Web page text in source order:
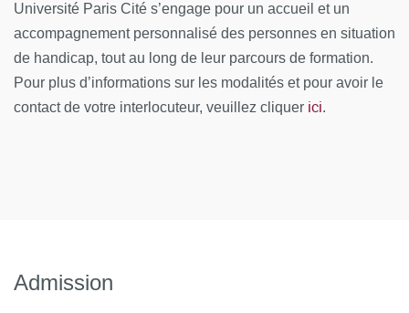
Lieu: Institut Curie, Hôpital Cochin
Télécharger le planning 2026-2027
Choix optionnel en fonction de la spécialité déclarée :
Université Paris Cité s’engage pour un accueil et un
accompagnement personnalisé des personnes en situation
de handicap, tout au long de leur parcours de formation.
Pour plus d’informations sur les modalités et pour avoir le
contact de votre interlocuteur, veuillez cliquer ici.
Admission